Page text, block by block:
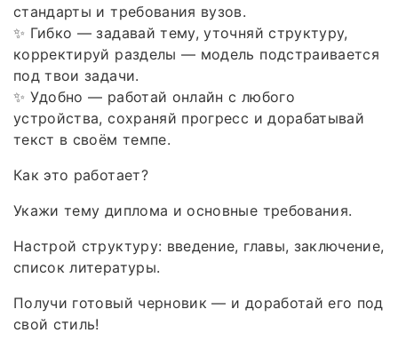
стандарты и требования вузов.
✨ Гибко — задавай тему, уточняй структуру,
корректируй разделы — модель подстраивается
под твои задачи.
✨ Удобно — работай онлайн с любого
устройства, сохраняй прогресс и дорабатывай
текст в своём темпе.
Как это работает?
Укажи тему диплома и основные требования.
Настрой структуру: введение, главы, заключение,
список литературы.
Получи готовый черновик — и доработай его под
свой стиль!